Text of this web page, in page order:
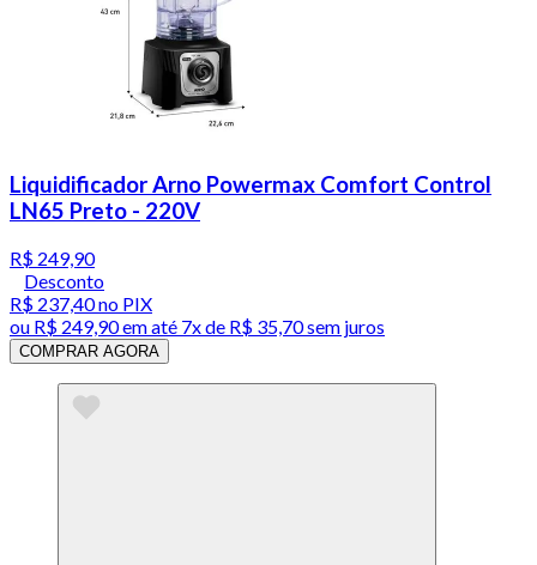
Liquidificador Arno Powermax Comfort Control
LN65 Preto - 220V
R$ 249,90
Desconto
R$ 237,40no PIX
ou R$ 249,90em até 7x de R$ 35,70 sem juros
COMPRAR AGORA